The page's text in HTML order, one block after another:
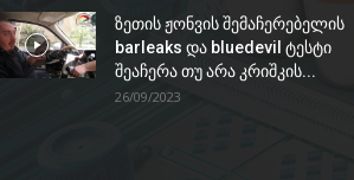
ზეთის ჟონვის შემაჩერებელის
barleaks და bluedevil ტესტი
შეაჩერა თუ არა კრიშკის...
26/09/2023